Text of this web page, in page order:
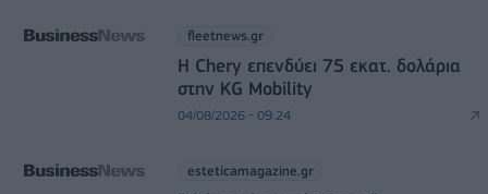
fleetnews.gr
Η Chery επενδύει 75 εκατ. δολάρια
στην KG Mobility
04/08/2026 - 09:24
esteticamagazine.gr